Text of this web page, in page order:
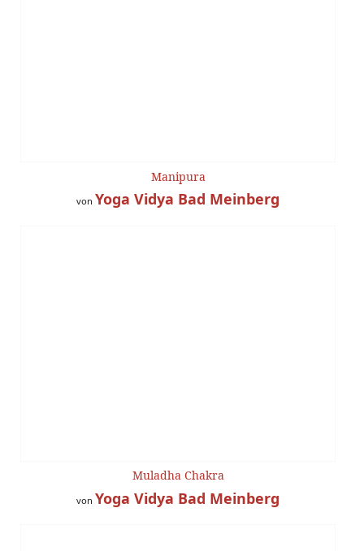
Manipura
von Yoga Vidya Bad Meinberg
Muladha Chakra
von Yoga Vidya Bad Meinberg